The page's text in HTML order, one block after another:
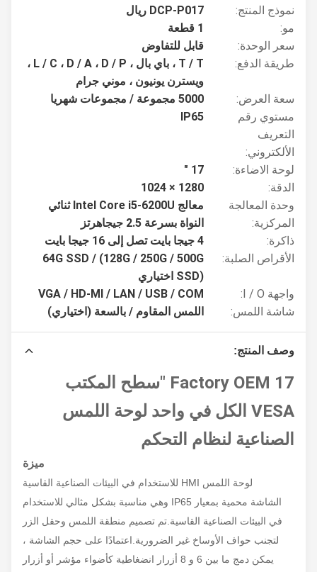
نموذج المنتج:
DCP-P017 ريال
سعر الوحدة:
قابل للتفاوض
طريقة الدفع:
T / T ، باي بال ، L / C ، D / A ، D / P ،
ويسترن يونيون ، موني جرام
سعة العرض:
5000 مجموعة / مجموعات شهريا
مستوي رقم
التعريف
الألكتروني:
IP65
لوحة الاضاءة:
الدقة:
1280 × 1024
وحدة المعالجة
المركزية:
معالج Intel Core i5-6200U ثنائي
النواة بسرعة 2.5 جيجاهرتز
ذاكرة:
الأقراص الصلبة:
64G SSD / (128G / 250G / 500G
SSD) اختياري
واجهة I / O:
VGA / HD-MI / LAN / USB / COM
شاشة اللمس:
اللمس المقاوم / بالسعة (اختياري)
وصف المنتج:
Factory OEM 17 "سطح المكتب
VESA الكل في واحد لوحة اللمس
الصناعية لنظام التحكم
لوحة اللمس HMI للاستخدام في البيئات الصناعية القاسية
الشاشة محمية بمعيار IP65 وهي مناسبة بشكل مثالي للاستخدام
في البيئات الصناعية القاسية.تم تصميم منطقة اللمس وحقل الزر
لتجنب حواف الأوساخ غير الضرورية.اعتمادًا على حجم الشاشة ،
يمكن دمج ما بين 6 و 8 أزرار انضغاطية كأضواء مؤشر أو أزرار